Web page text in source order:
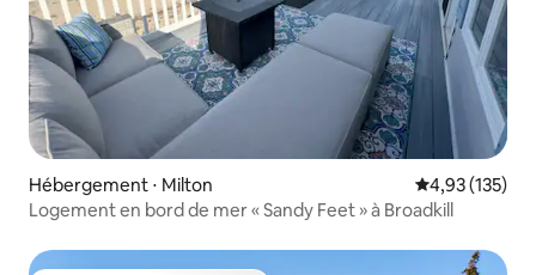
Hébergement ⋅ Milton Évaluation
4,93 (135)
Logement en bord de mer « Sandy Feet » à Broadkill